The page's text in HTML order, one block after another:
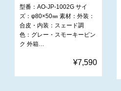
型番：AO-JP-1002G サイ
ズ：φ80×50㎜ 素材：外装：
合皮・内装：スェード調
色：グレー・スモーキーピン
ク 外箱…
¥7,590